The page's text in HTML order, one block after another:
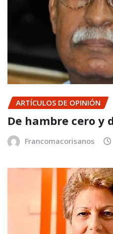
ARTÍCULOS DE OPINIÓN
De hambre cero y
Francomacorisanos